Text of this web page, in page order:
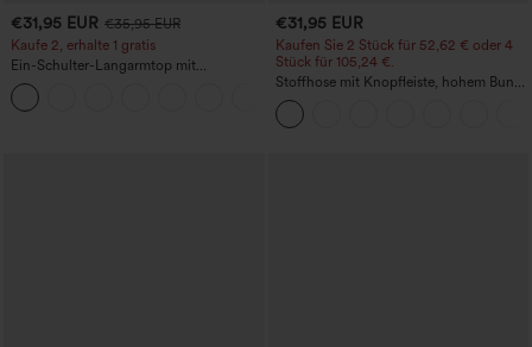
€31,95 EUR €35,95 EUR
Kaufe 2, erhalte 1 gratis
Ein-Schulter-Langarmtop mit
Daumenloch, geschwungener Saum
(High-Low), schnell trocknend – Yoga-
Sporttop mit integriertem BH
€31,95 EUR
Kaufen Sie 2 Stück für 52,62 € oder 4
Stück für 105,24 €.
Stoffhose mit Knopfleiste, hohem Bund,
mehreren Taschen und geradem Bein